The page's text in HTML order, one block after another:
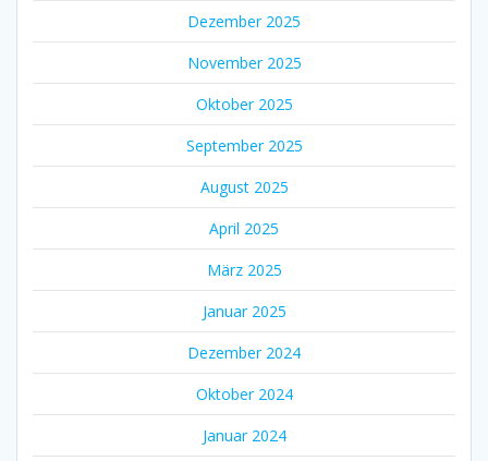
Dezember 2025
November 2025
Oktober 2025
September 2025
August 2025
April 2025
März 2025
Januar 2025
Dezember 2024
Oktober 2024
Januar 2024